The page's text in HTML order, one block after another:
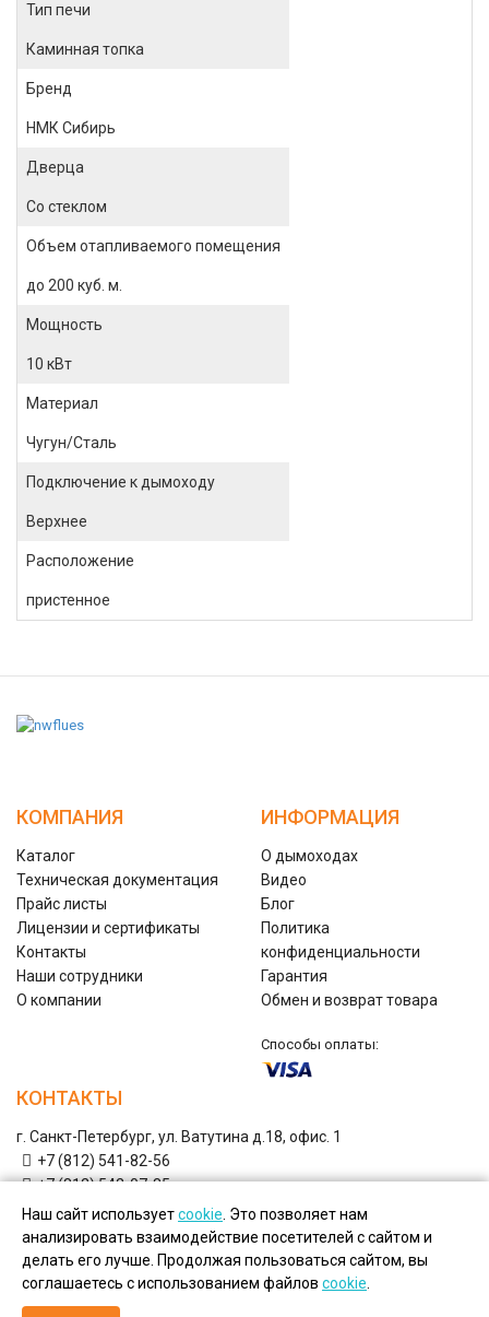
Тип печи
Каминная топка
Бренд
НМК Сибирь
Дверца
Со стеклом
Объем отапливаемого помещения
до 200 куб. м.
Мощность
10 кВт
Материал
Чугун/Сталь
Подключение к дымоходу
Верхнее
Расположение
пристенное
КОМПАНИЯ
Каталог
Техническая документация
Прайс листы
Лицензии и сертификаты
Контакты
Наши сотрудники
О компании
ИНФОРМАЦИЯ
О дымоходах
Видео
Блог
Политика
конфиденциальности
Гарантия
Обмен и возврат товара
Способы оплаты:
КОНТАКТЫ
г. Санкт-Петербург, ул. Ватутина д.18, офис. 1
+7 (812) 541-82-56
+7 (812) 542-07-85
+7 (812) 380-40-47
+7 (812) 380-41-39
Email:shop@nwflues.ru
Наш сайт используетcookie . Это позволяет нам
анализировать взаимодействие посетителей с сайтом и
делать его лучше. Продолжая пользоваться сайтом, вы
соглашаетесь с использованием файлов cookie